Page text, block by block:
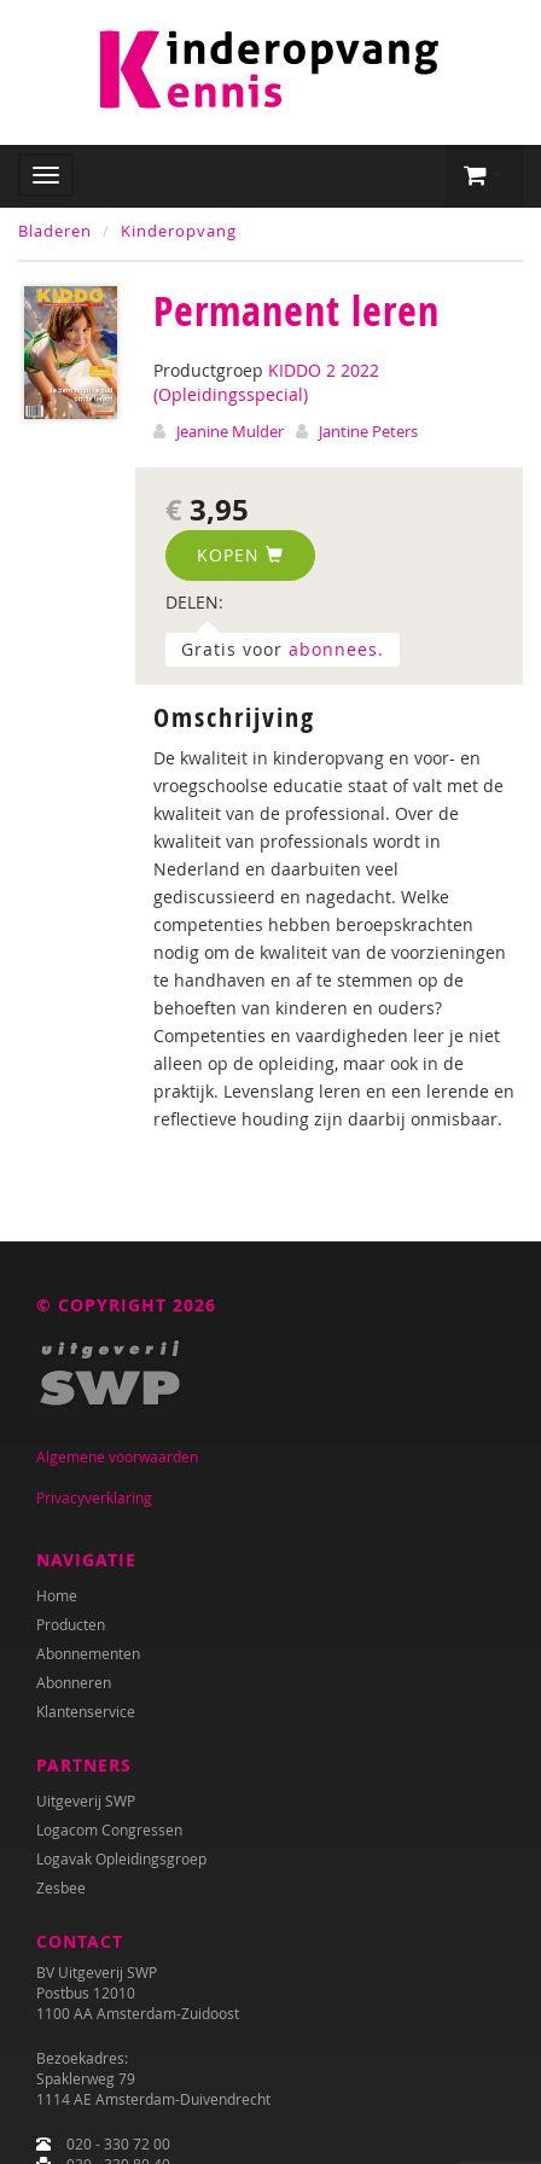
Bladeren Kinderopvang
Permanent leren
Productgroep KIDDO 2 2022
(Opleidingsspecial)
Jeanine Mulder Jantine Peters
€ 3,95
KOPEN
DELEN:
Gratis voor abonnees.
Omschrijving
De kwaliteit in kinderopvang en voor- en
vroegschoolse educatie staat of valt met de
kwaliteit van de professional. Over de
kwaliteit van professionals wordt in
Nederland en daarbuiten veel
gediscussieerd en nagedacht. Welke
competenties hebben beroepskrachten
nodig om de kwaliteit van de voorzieningen
te handhaven en af te stemmen op de
behoeften van kinderen en ouders?
Competenties en vaardigheden leer je niet
alleen op de opleiding, maar ook in de
praktijk. Levenslang leren en een lerende en
reflectieve houding zijn daarbij onmisbaar.
© COPYRIGHT 2026
Algemene voorwaarden
Privacyverklaring
NAVIGATIE
Home
Producten
Abonnementen
Abonneren
Klantenservice
PARTNERS
Uitgeverij SWP
Logacom Congressen
Logavak Opleidingsgroep
Zesbee
CONTACT
BV Uitgeverij SWP
Postbus 12010
1100 AA Amsterdam-Zuidoost
Bezoekadres:
Spaklerweg 79
1114 AE Amsterdam-Duivendrecht
020 - 330 72 00